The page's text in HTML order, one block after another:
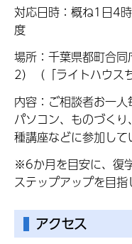
対応日時：概ね1日4
度
場所：千葉県都町合
2）（「ライトハウス
内容：ご相談者お一人
パソコン、ものづく
種講座などに参加して
※6か月を目安に、復
ステップアップを目指
アクセス